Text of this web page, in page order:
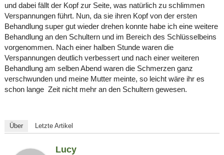
und dabei fällt der Kopf zur Seite, was natürlich zu schlimmen
Verspannungen führt. Nun, da sie ihren Kopf von der ersten
Behandlung super gut wieder drehen konnte habe ich eine weitere
Behandlung an den Schultern und im Bereich des Schlüsselbeins
vorgenommen. Nach einer halben Stunde waren die
Verspannungen deutlich verbessert und nach einer weiteren
Behandlung am selben Abend waren die Schmerzen ganz
verschwunden und meine Mutter meinte, so leicht wäre ihr es
schon lange Zeit nicht mehr an den Schultern gewesen.
Über Letzte Artikel
Lucy